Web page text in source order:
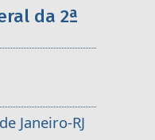
da 2ª
Janeiro-RJ